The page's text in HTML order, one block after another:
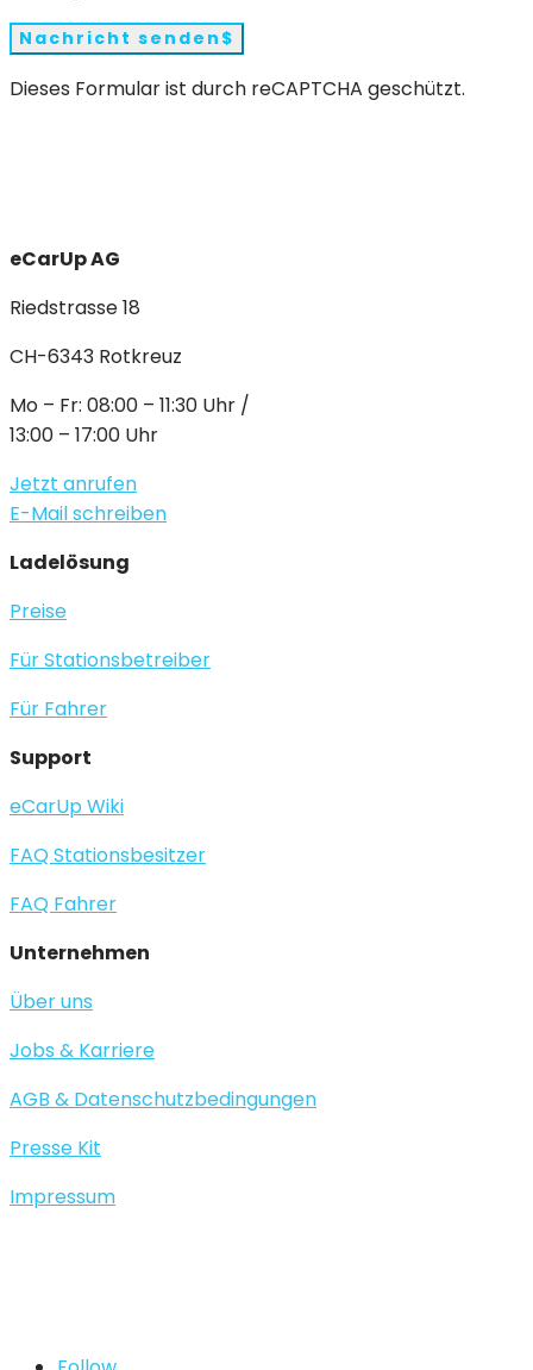
Nachricht senden
Dieses Formular ist durch reCAPTCHA geschützt.
eCarUp AG
Riedstrasse 18
CH-6343 Rotkreuz
Mo – Fr: 08:00 – 11:30 Uhr /
13:00 – 17:00 Uhr
Jetzt anrufen
E-Mail schreiben
Ladelösung
Preise
Für Stationsbetreiber
Für Fahrer
Support
eCarUp Wiki
FAQ Stationsbesitzer
FAQ Fahrer
Unternehmen
Über uns
Jobs & Karriere
AGB & Datenschutzbedingungen
Presse Kit
Impressum